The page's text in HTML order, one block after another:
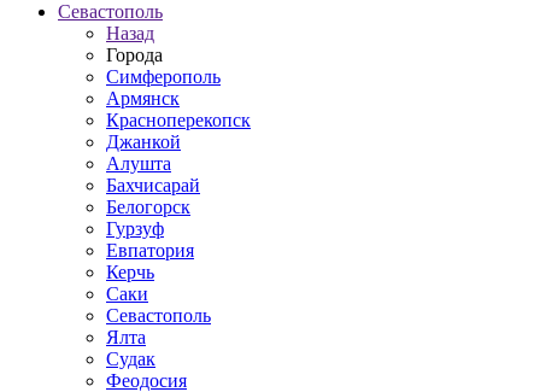
Севастополь
Назад
Города
Симферополь
Армянск
Красноперекопск
Джанкой
Алушта
Бахчисарай
Белогорск
Гурзуф
Евпатория
Керчь
Саки
Севастополь
Ялта
Судак
Феодосия